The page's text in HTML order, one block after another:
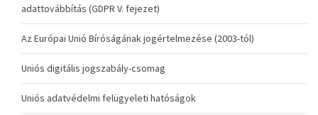
adattovábbítás (GDPR V. fejezet)
Az Európai Unió Bíróságának jogértelmezése (2003-tól)
Uniós digitális jogszabály-csomag
Uniós adatvédelmi felügyeleti hatóságok